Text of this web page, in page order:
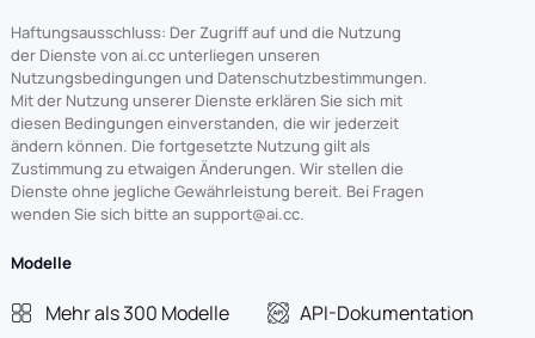
Haftungsausschluss: Der Zugriff auf und die Nutzung
der Dienste von ai.cc unterliegen unseren
Nutzungsbedingungen und Datenschutzbestimmungen.
Mit der Nutzung unserer Dienste erklären Sie sich mit
diesen Bedingungen einverstanden, die wir jederzeit
ändern können. Die fortgesetzte Nutzung gilt als
Zustimmung zu etwaigen Änderungen. Wir stellen die
Dienste ohne jegliche Gewährleistung bereit. Bei Fragen
wenden Sie sich bitte an support@ai.cc.
Modelle
Mehr als 300 Modelle
API-Dokumentation